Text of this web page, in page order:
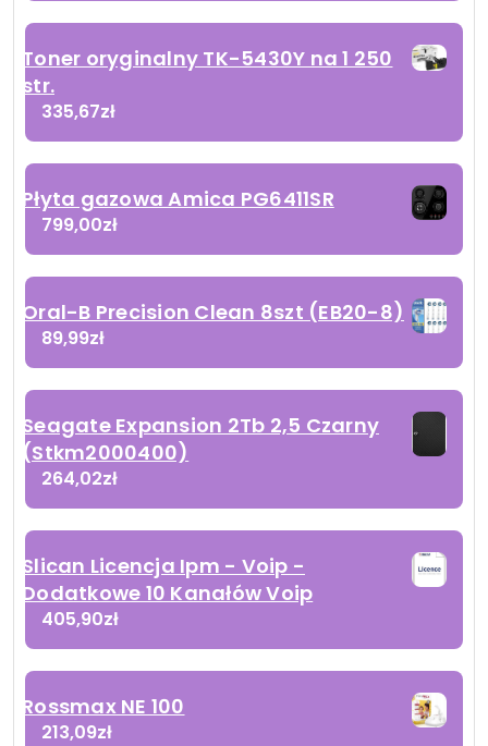
Toner oryginalny TK-5430Y na 1 250
str.
335,67zł
Płyta gazowa Amica PG6411SR
799,00zł
Oral-B Precision Clean 8szt (EB20-8)
89,99zł
Seagate Expansion 2Tb 2,5 Czarny
(Stkm2000400)
264,02zł
Slican Licencja Ipm - Voip -
Dodatkowe 10 Kanałów Voip
405,90zł
Rossmax NE 100
213,09zł